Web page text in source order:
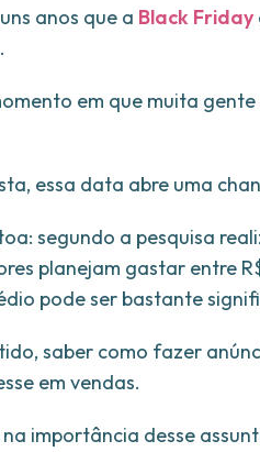
anos que a Black Friday
em que muita
essa data abre uma
segundo a pesquisa
planejam gastar entre
pode ser bastante
saber como fazer
em vendas.
na importância desse